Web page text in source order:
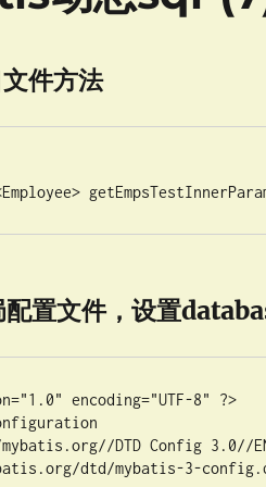
件方法
配置文件，设置
encoding="UTF-8" ?>